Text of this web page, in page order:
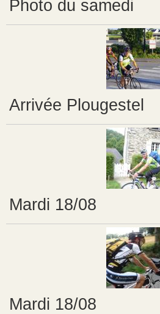
Photo du samedi
Arrivée Plougestel
Mardi 18/08
Mardi 18/08